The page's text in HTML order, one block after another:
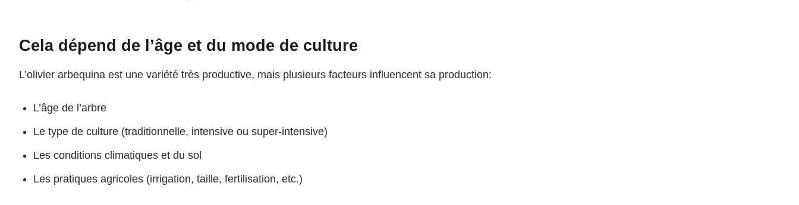
Cela dépend de l’âge et du mode de culture
L’olivier arbequina est une variété très productive, mais plusieurs facteurs influencent sa production:
L’âge de l’arbre
Le type de culture (traditionnelle, intensive ou super-intensive)
Les conditions climatiques et du sol
Les pratiques agricoles (irrigation, taille, fertilisation, etc.)